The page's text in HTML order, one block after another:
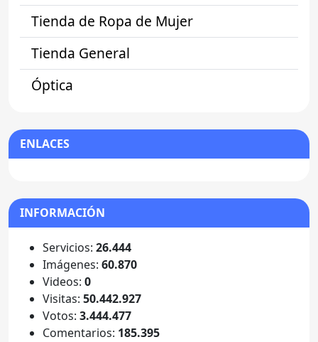
Tienda de Ropa de Mujer
Tienda General
Óptica
ENLACES
INFORMACIÓN
Servicios: 26.444
Imágenes: 60.870
Videos: 0
Visitas: 50.442.927
Votos: 3.444.477
Comentarios: 185.395